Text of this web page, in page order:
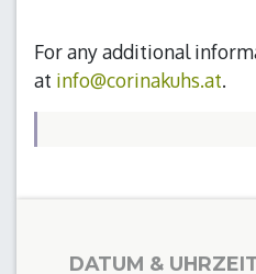
For any additional
at info@corinakuhs.at.
DATUM &